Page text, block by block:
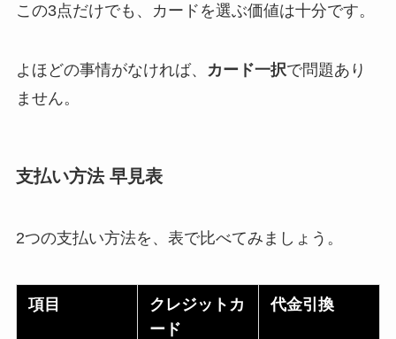
この3点だけでも、カードを選ぶ価値は十分です。
よほどの事情がなければ、 カード一択で問題あり
ません。
支払い方法 早見表
2つの支払い方法を、表で比べてみましょう。
項目
クレジットカ
ード
代金引換